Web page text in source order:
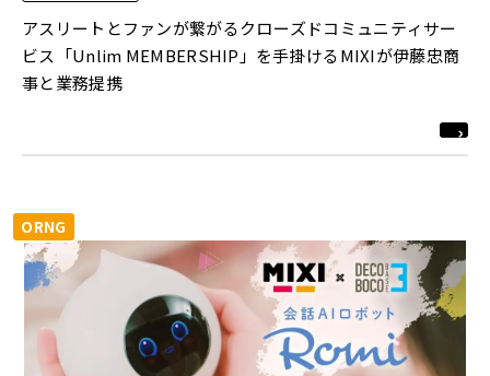
アスリートとファンが繋がるクローズドコミュニティサー
ビス「Unlim MEMBERSHIP」を手掛けるMIXIが伊藤忠商
事と業務提携
ORNG